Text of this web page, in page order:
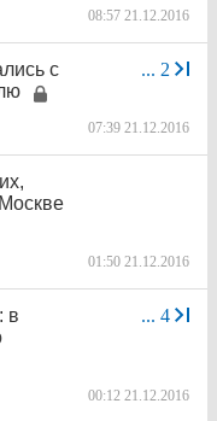
08:57 21.12.2016
... 2
с
07:39 21.12.2016
01:50 21.12.2016
... 4
в
00:12 21.12.2016